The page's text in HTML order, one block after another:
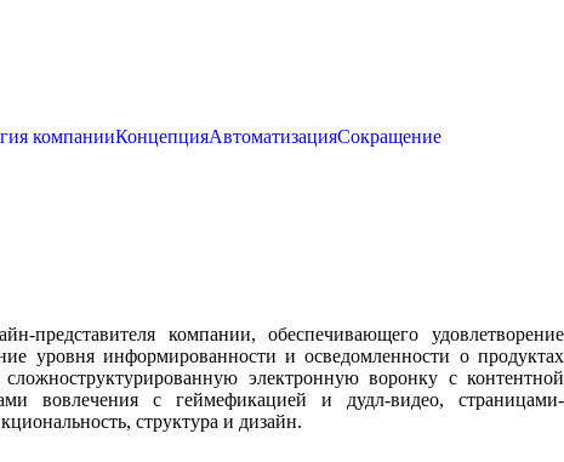
компанииКонцепцияАвтоматизацияСокращение
представителя компании, обеспечивающего удовлетворение
уровня информированности и осведомленности о продуктах
электронную воронку с контентной
вовлечения с геймефикацией и дудл-видео, страницами-
структура и дизайн.